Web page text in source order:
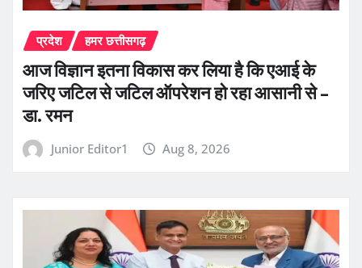
प्रदेश हमर छत्तीसगढ़
आज विज्ञान इतना विकास कर लिया है कि एआई के
जरिए जटिल से जटिल ऑपरेशन हो रहा आसानी से –
डा. रमन
Junior Editor1 Aug 8, 2026